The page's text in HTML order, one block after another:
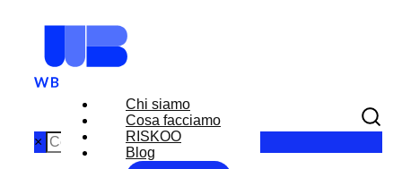
Chi siamo
Cosa facciamo
RISKOO
Blog
×